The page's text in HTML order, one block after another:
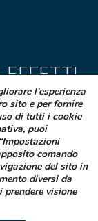
l’assunzione di
dei difetti puoi
al farmacista
di riferimento
COME FARE
l’esperienza
sito e per fornire
di tutti i cookie
puoi
comando
del sito in
diversi da
visione